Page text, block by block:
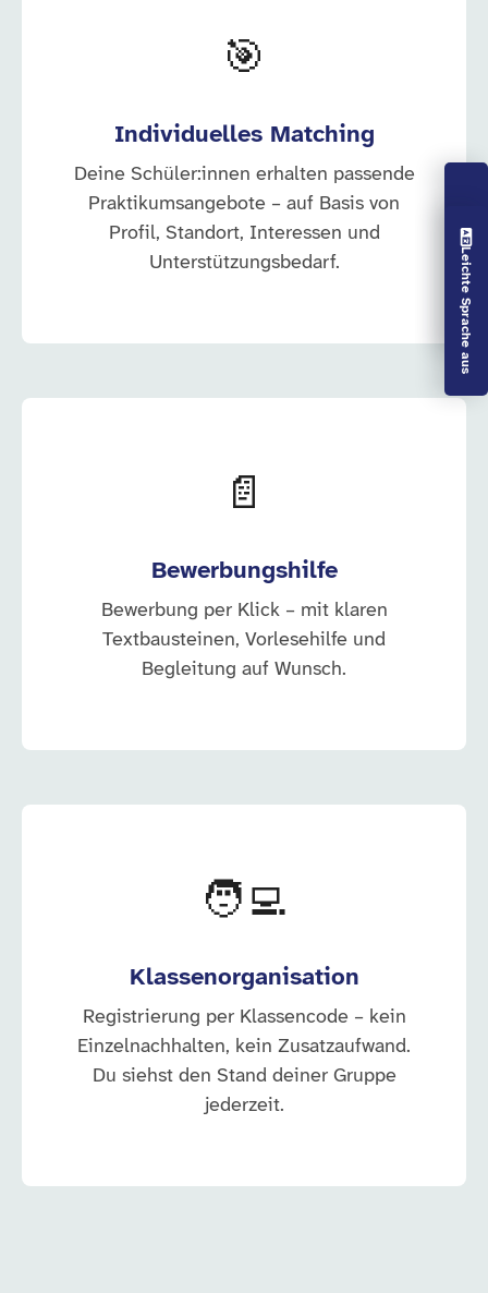
Vorlesen aus
Leichte Sprache aus
🎯
Individuelles Matching
Deine Schüler:innen erhalten passende
Praktikumsangebote – auf Basis von
Profil, Standort, Interessen und
Unterstützungsbedarf.
📄
Bewerbungshilfe
Bewerbung per Klick – mit klaren
Textbausteinen, Vorlesehilfe und
Begleitung auf Wunsch.
🧑‍💻
Klassenorganisation
Registrierung per Klassencode – kein
Einzelnachhalten, kein Zusatzaufwand.
Du siehst den Stand deiner Gruppe
jederzeit.